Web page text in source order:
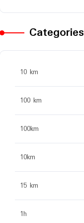
Categories
10 km
100 km
100km
10km
15 km
1h